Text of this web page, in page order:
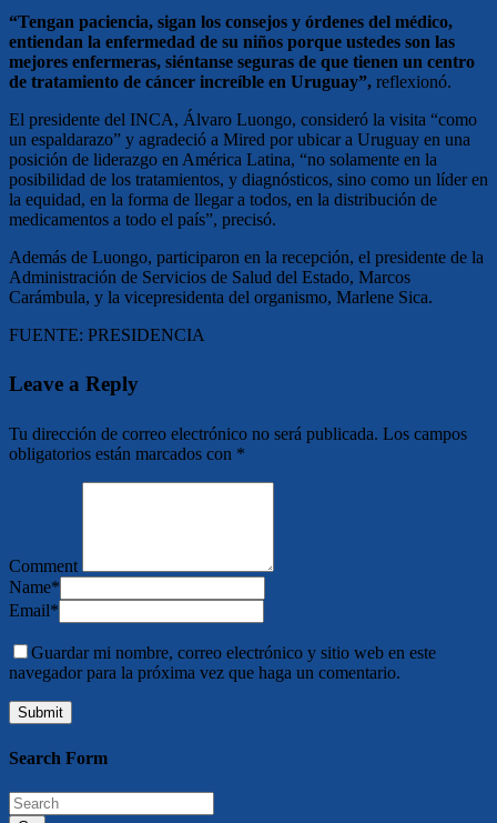
“Tengan paciencia, sigan los consejos y órdenes del médico,
entiendan la enfermedad de su niños porque ustedes son las
mejores enfermeras, siéntanse seguras de que tienen un centro
de tratamiento de cáncer increíble en Uruguay”, reflexionó.
El presidente del INCA, Álvaro Luongo, consideró la visita “como
un espaldarazo” y agradeció a Mired por ubicar a Uruguay en una
posición de liderazgo en América Latina, “no solamente en la
posibilidad de los tratamientos, y diagnósticos, sino como un líder en
la equidad, en la forma de llegar a todos, en la distribución de
medicamentos a todo el país”, precisó.
Además de Luongo, participaron en la recepción, el presidente de la
Administración de Servicios de Salud del Estado, Marcos
Carámbula, y la vicepresidenta del organismo, Marlene Sica.
FUENTE: PRESIDENCIA
Leave a Reply
Tu dirección de correo electrónico no será publicada. Los campos
obligatorios están marcados con *
Comment
Name*
Email*
Guardar mi nombre, correo electrónico y sitio web en este
navegador para la próxima vez que haga un comentario.
Search Form